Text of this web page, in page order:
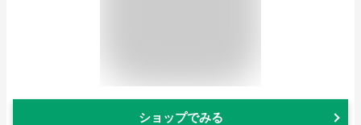
ショップでみる